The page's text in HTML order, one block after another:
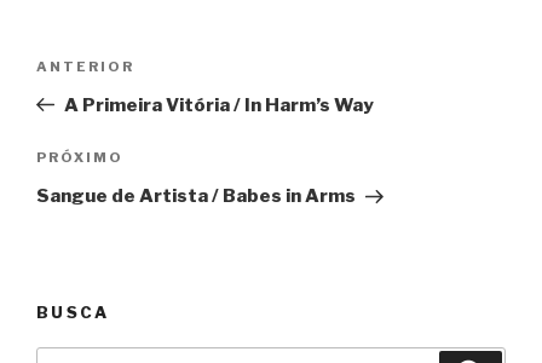
Post
Anterior
ANTERIOR
A Primeira Vitória / In Harm’s Way
Próximo
PRÓXIMO
Sangue de Artista / Babes in Arms
BUSCA